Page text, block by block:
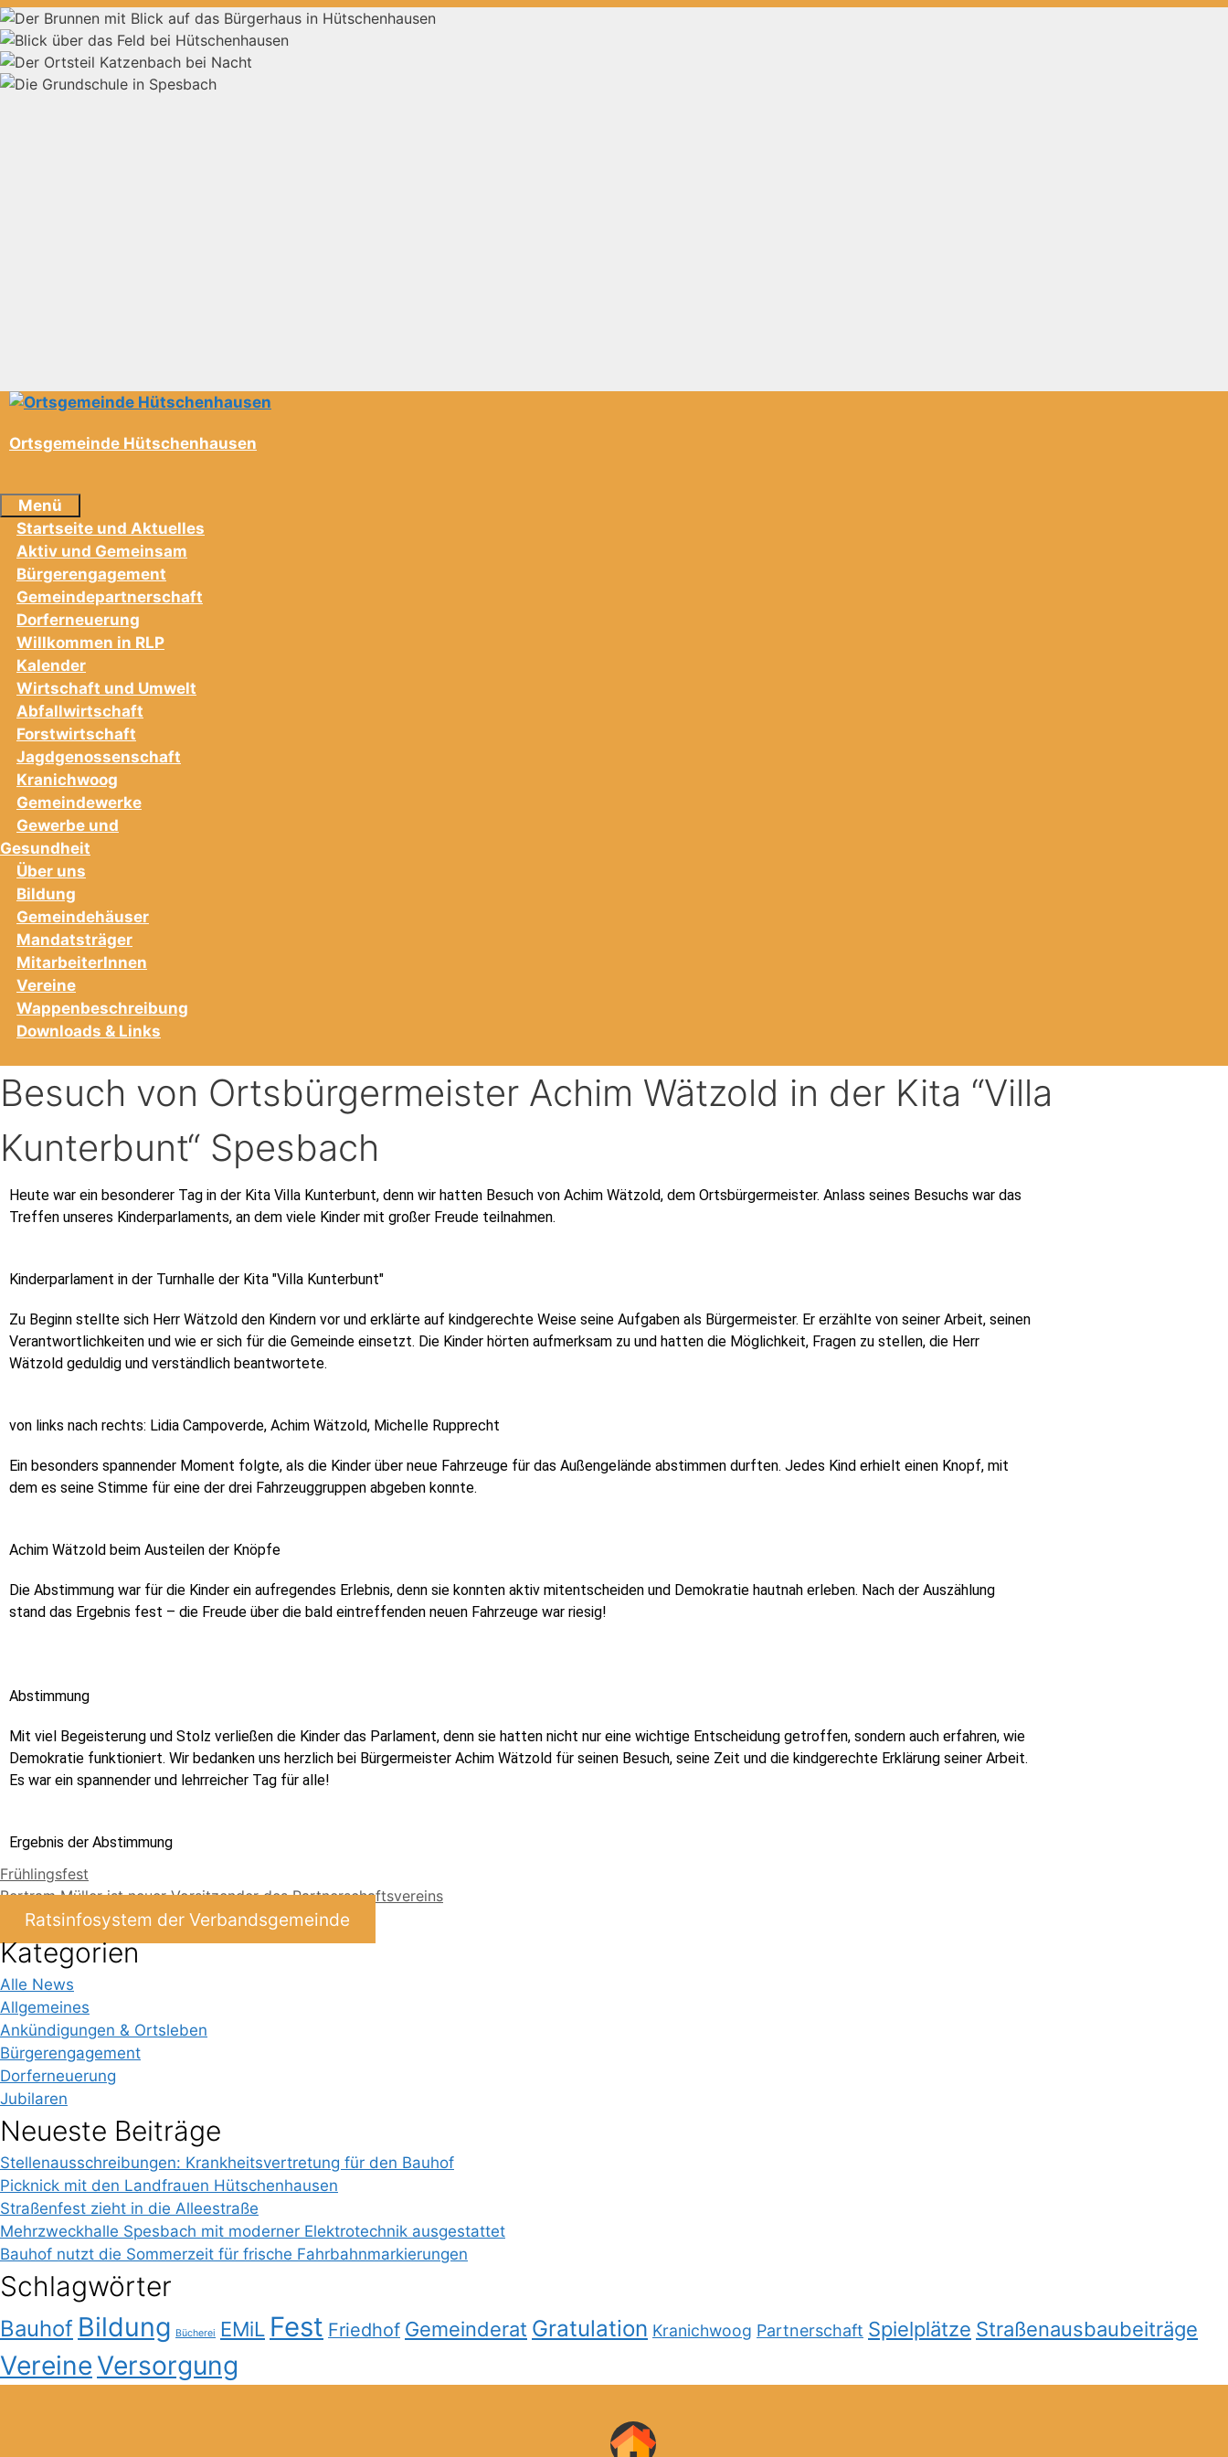
Ortsgemeinde Hütschenhausen
Menü
Startseite und Aktuelles
Aktiv und Gemeinsam
Bürgerengagement
Gemeindepartnerschaft
Dorferneuerung
Willkommen in RLP
Kalender
Wirtschaft und Umwelt
Abfallwirtschaft
Forstwirtschaft
Jagdgenossenschaft
Kranichwoog
Gemeindewerke
Gewerbe und
Gesundheit
Über uns
Bildung
Gemeindehäuser
Mandatsträger
MitarbeiterInnen
Vereine
Wappenbeschreibung
Downloads & Links
Besuch von Ortsbürgermeister Achim Wätzold in der Kita “Villa
Kunterbunt“ Spesbach
Heute war ein besonderer Tag in der Kita Villa Kunterbunt, denn wir hatten Besuch von Achim Wätzold, dem Ortsbürgermeister. Anlass seines Besuchs war das
Treffen unseres Kinderparlaments, an dem viele Kinder mit großer Freude teilnahmen.
Kinderparlament in der Turnhalle der Kita "Villa Kunterbunt"
Zu Beginn stellte sich Herr Wätzold den Kindern vor und erklärte auf kindgerechte Weise seine Aufgaben als Bürgermeister. Er erzählte von seiner Arbeit, seinen
Verantwortlichkeiten und wie er sich für die Gemeinde einsetzt. Die Kinder hörten aufmerksam zu und hatten die Möglichkeit, Fragen zu stellen, die Herr
Wätzold geduldig und verständlich beantwortete.
von links nach rechts: Lidia Campoverde, Achim Wätzold, Michelle Rupprecht
Ein besonders spannender Moment folgte, als die Kinder über neue Fahrzeuge für das Außengelände abstimmen durften. Jedes Kind erhielt einen Knopf, mit
dem es seine Stimme für eine der drei Fahrzeuggruppen abgeben konnte.
Achim Wätzold beim Austeilen der Knöpfe
Die Abstimmung war für die Kinder ein aufregendes Erlebnis, denn sie konnten aktiv mitentscheiden und Demokratie hautnah erleben. Nach der Auszählung
stand das Ergebnis fest – die Freude über die bald eintreffenden neuen Fahrzeuge war riesig!
Abstimmung
Mit viel Begeisterung und Stolz verließen die Kinder das Parlament, denn sie hatten nicht nur eine wichtige Entscheidung getroffen, sondern auch erfahren, wie
Demokratie funktioniert. Wir bedanken uns herzlich bei Bürgermeister Achim Wätzold für seinen Besuch, seine Zeit und die kindgerechte Erklärung seiner Arbeit.
Es war ein spannender und lehrreicher Tag für alle!
Ergebnis der Abstimmung
Frühlingsfest
Bertram Müller ist neuer Vorsitzender des Partnerschaftsvereins
Ratsinfosystem der Verbandsgemeinde
Kategorien
Alle News
Allgemeines
Ankündigungen & Ortsleben
Bürgerengagement
Dorferneuerung
Jubilaren
Neueste Beiträge
Stellenausschreibungen: Krankheitsvertretung für den Bauhof
Picknick mit den Landfrauen Hütschenhausen
Straßenfest zieht in die Alleestraße
Mehrzweckhalle Spesbach mit moderner Elektrotechnik ausgestattet
Bauhof nutzt die Sommerzeit für frische Fahrbahnmarkierungen
Schlagwörter
Bauhof Bildung Bücherei EMiL Fest Friedhof Gemeinderat Gratulation Kranichwoog Partnerschaft Spielplätze Straßenausbaubeiträge
Vereine Versorgung